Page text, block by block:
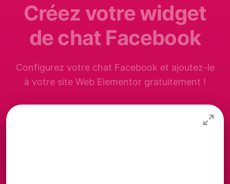
Créez votre widget
de chat Facebook
Configurez votre chat Facebook et ajoutez-le
à votre site Web Elementor gratuitement !